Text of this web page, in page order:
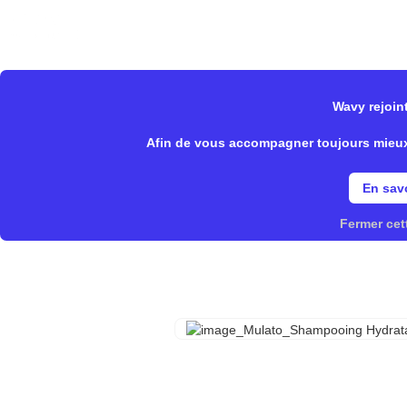
Wavy
Afin de vous accompagner toujours
En
Fermer
> Mulato >